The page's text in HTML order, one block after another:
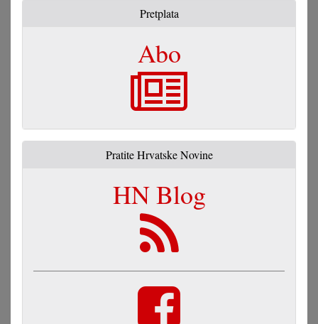
Pretplata
Abo
Pratite Hrvatske Novine
HN Blog